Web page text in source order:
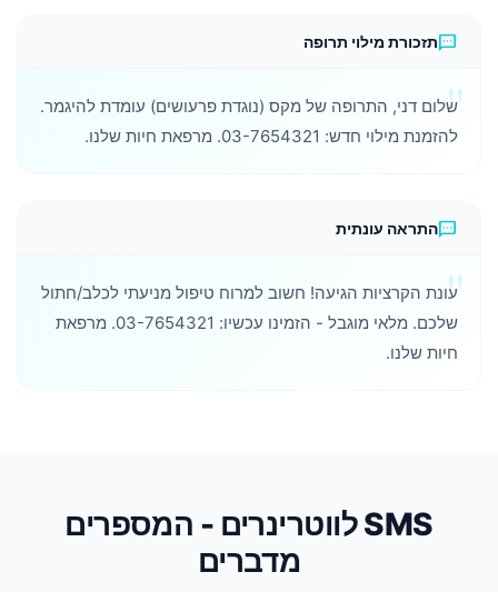
smsתזכורת מילוי תרופה
שלום דני, התרופה של מקס (נוגדת פרעושים) עומדת להיגמר.
להזמנת מילוי חדש: 03-7654321. מרפאת חיות שלנו.
smsהתראה עונתית
עונת הקרציות הגיעה! חשוב למרוח טיפול מניעתי לכלב/חתול
שלכם. מלאי מוגבל - הזמינו עכשיו: 03-7654321. מרפאת
חיות שלנו.
SMS לווטרינרים - המספרים
מדברים